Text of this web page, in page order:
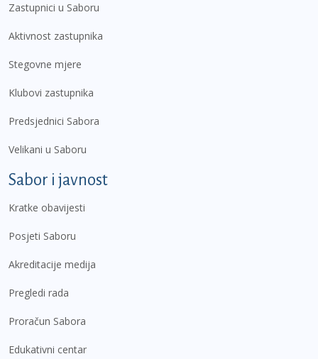
Zastupnici u Saboru
Aktivnost zastupnika
Stegovne mjere
Klubovi zastupnika
Predsjednici Sabora
Velikani u Saboru
Sabor i javnost
Kratke obavijesti
Posjeti Saboru
Akreditacije medija
Pregledi rada
Proračun Sabora
Edukativni centar